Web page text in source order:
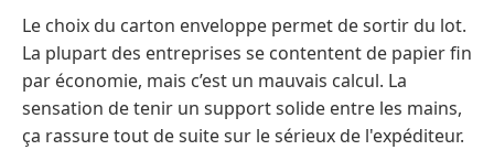
Le choix du carton enveloppe permet de sortir du lot.
La plupart des entreprises se contentent de papier fin
par économie, mais c’est un mauvais calcul. La
sensation de tenir un support solide entre les mains,
ça rassure tout de suite sur le sérieux de l'expéditeur.